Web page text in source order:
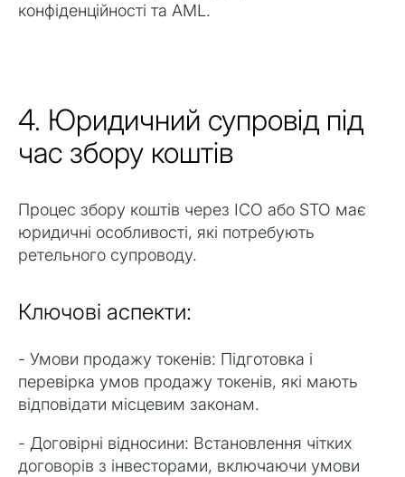
конфіденційності та AML.
4. Юридичний супровід під
час збору коштів
Процес збору коштів через ICO або STO має
юридичні особливості, які потребують
ретельного супроводу.
Ключові аспекти:
- Умови продажу токенів: Підготовка і
перевірка умов продажу токенів, які мають
відповідати місцевим законам.
- Договірні відносини: Встановлення чітких
договорів з інвесторами, включаючи умови